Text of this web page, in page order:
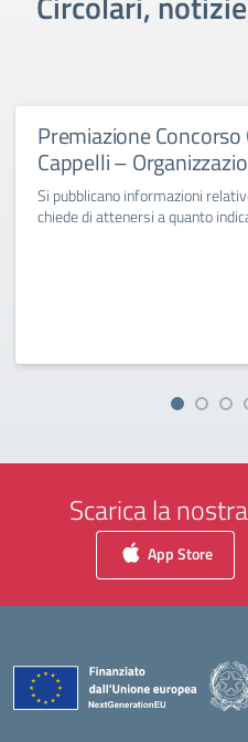
Premiazione Concorso
Cappelli –
Si pubblicano informazioni
chiede di attenersi a quanto
Scarica la
App Store